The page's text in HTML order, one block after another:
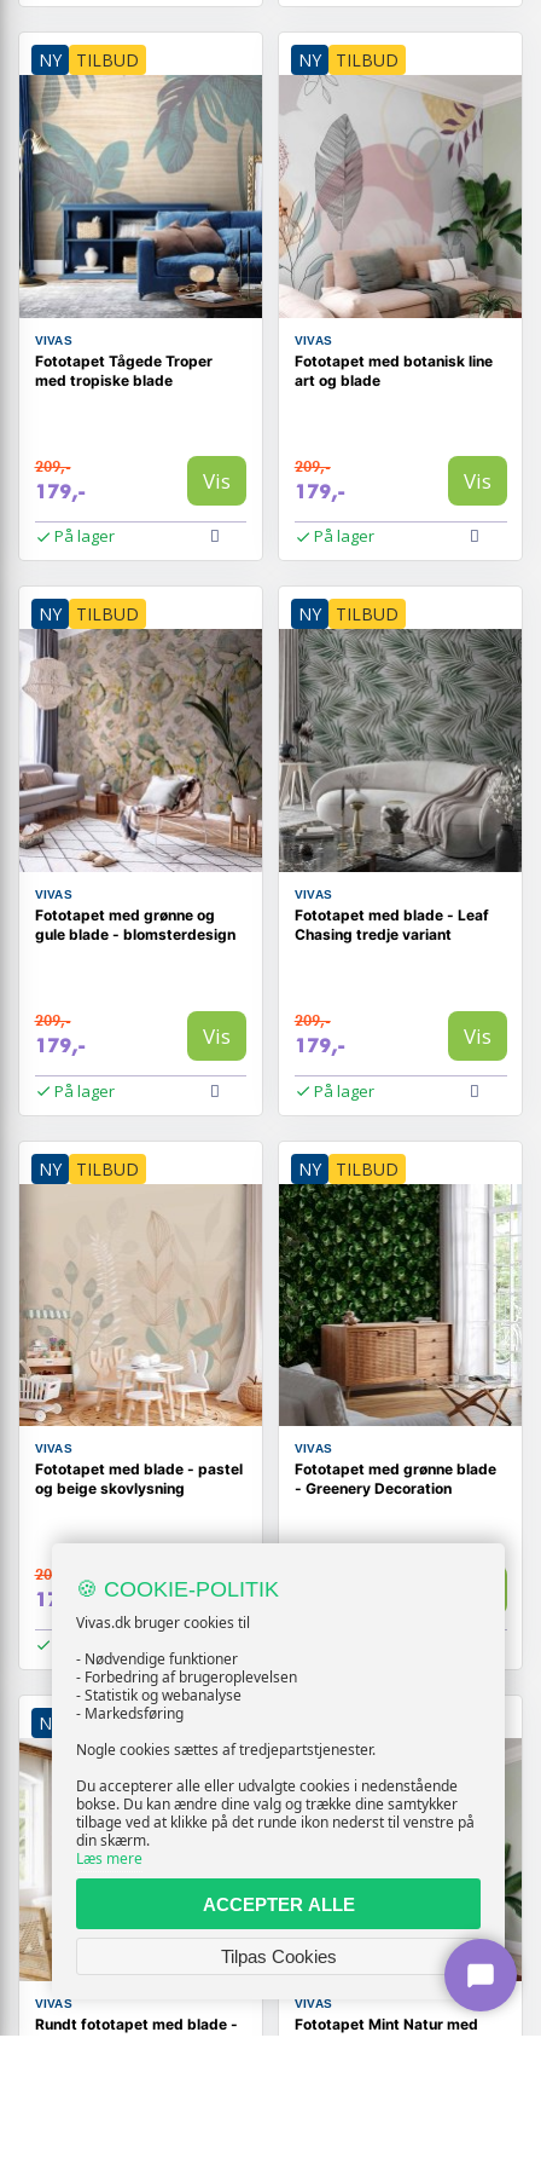
NY TILBUD
VIVAS
Fototapet Tågede Troper
med tropiske blade
209,-
179,- Vis
På lager
NY TILBUD
VIVAS
Fototapet med botanisk line
art og blade
209,-
179,- Vis
På lager
NY TILBUD
VIVAS
Fototapet med grønne og
gule blade - blomsterdesign
209,-
179,- Vis
På lager
NY TILBUD
VIVAS
Fototapet med blade - Leaf
Chasing tredje variant
209,-
179,- Vis
På lager
NY TILBUD
VIVAS
Fototapet med blade - pastel
og beige skovlysning
209,-
179,- Vis
NY TILBUD
VIVAS
Fototapet med grønne blade
- Greenery Decoration
NY TILBUD
VIVAS
Rundt fototapet med blade -
VIVAS
Fototapet Mint Natur med
🍪 COOKIE-POLITIK
Vivas.dk bruger cookies til
- Nødvendige funktioner
- Forbedring af brugeroplevelsen
- Statistik og webanalyse
- Markedsføring
Nogle cookies sættes af tredjepartstjenester.
Du accepterer alle eller udvalgte cookies i nedenstående
bokse. Du kan ændre dine valg og trække dine samtykker
tilbage ved at klikke på det runde ikon nederst til venstre på
din skærm.
Læs mere
ACCEPTER ALLE
Tilpas Cookies